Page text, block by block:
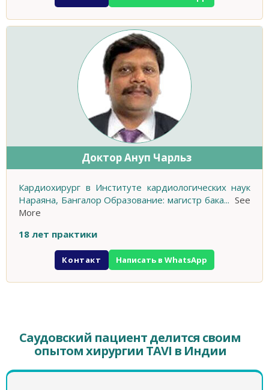
Доктор Ануп Чарльз
Кардиохирург в Институте кардиологических наук
Нараяна, Бангалор Образование: магистр бака... See
More
18 лет практики
Контакт Написать в WhatsApp
Саудовский пациент делится своим
опытом хирургии TAVI в Индии